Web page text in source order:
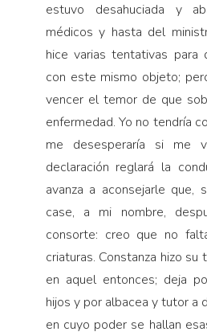
estuvo desahuciada y
médicos y hasta del
hice varias tentativas para
con este mismo objeto;
vencer el temor de que
enfermedad. Yo no tendría
me desesperaría si me
declaración reglará la
avanza a aconsejarle que,
case, a mi nombre,
consorte: creo que no
criaturas. Constanza hizo
en aquel entonces; deja
hijos y por albacea y tutor a
en cuyo poder se hallan